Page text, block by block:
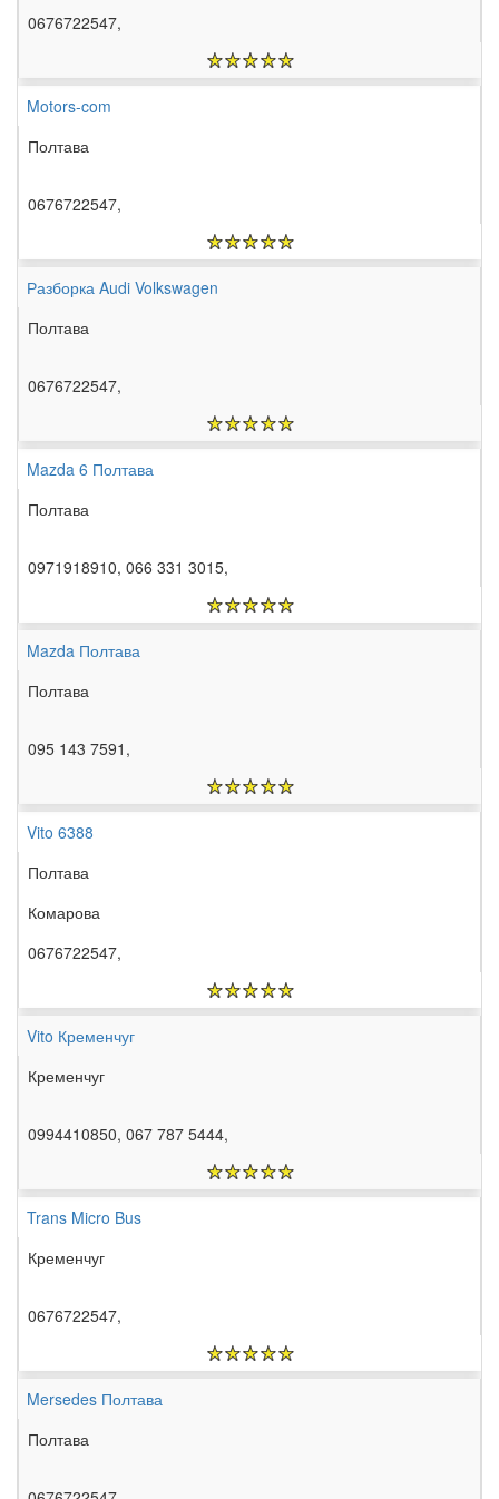
0676722547,
Motors-com
Полтава
0676722547,
Разборка Audi Volkswagen
Полтава
0676722547,
Mazda 6 Полтава
Полтава
0971918910, 066 331 3015,
Mazda Полтава
Полтава
095 143 7591,
Vito 6388
Полтава
Комарова
0676722547,
Vito Кременчуг
Кременчуг
0994410850, 067 787 5444,
Trans Micro Bus
Кременчуг
0676722547,
Mersedes Полтава
Полтава